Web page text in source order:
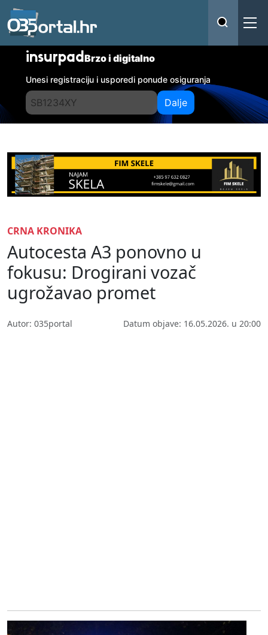
insurpadBrzo i digitalno
Unesi registraciju i usporedi ponude osiguranja
Dalje
CRNA KRONIKA
Autocesta A3 ponovno u
fokusu: Drogirani vozač
ugrožavao promet
Autor: 035portal Datum objave: 16.05.2026. u 20:00